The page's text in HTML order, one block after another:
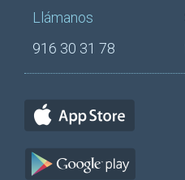
Llámanos
916 30 31 78